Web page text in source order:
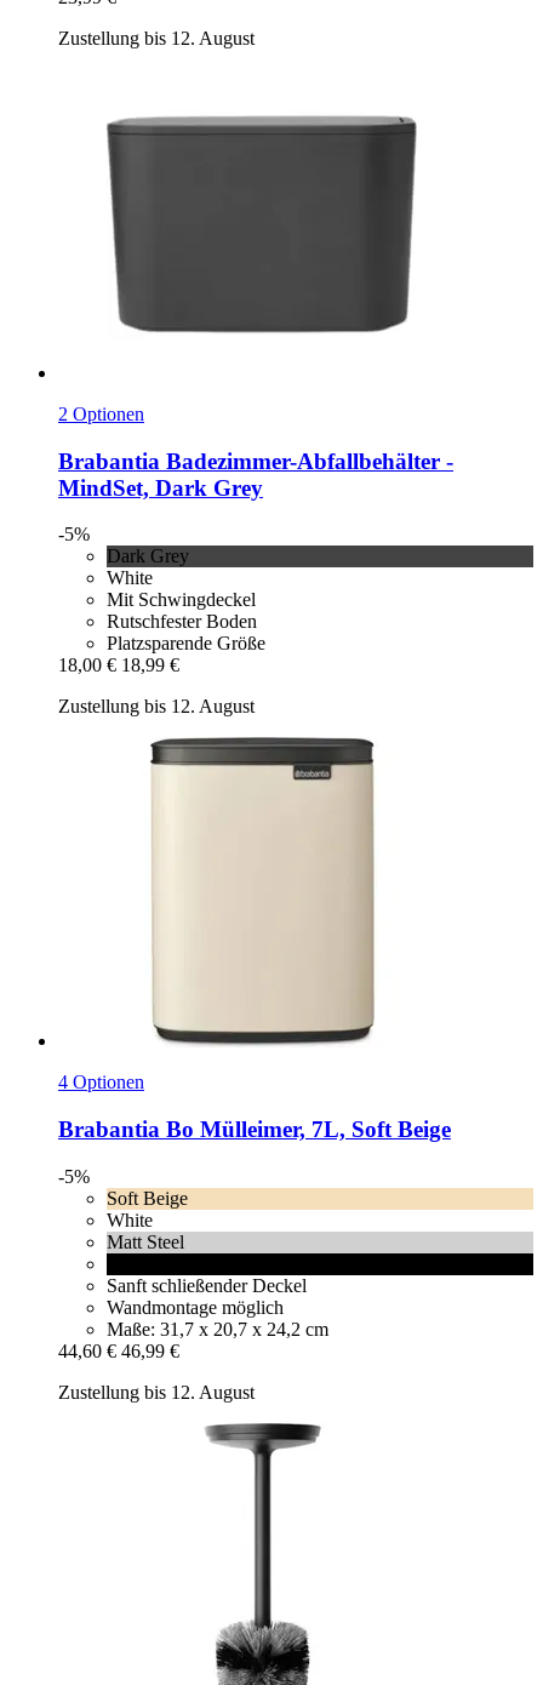
Zustellung bis 12. August
2 Optionen
Brabantia Badezimmer-​Abfallbehälter -​
MindSet, Dark Grey
-5%
Dark Grey
White
Mit Schwingdeckel
Rutschfester Boden
Platzsparende Größe
18,00 € 18,99 €
Zustellung bis 12. August
4 Optionen
Brabantia Bo Mülleimer, 7L, Soft Beige
-5%
Soft Beige
White
Matt Steel
Sanft schließender Deckel
Wandmontage möglich
Maße: 31,7 x 20,7 x 24,2 cm
44,60 € 46,99 €
Zustellung bis 12. August